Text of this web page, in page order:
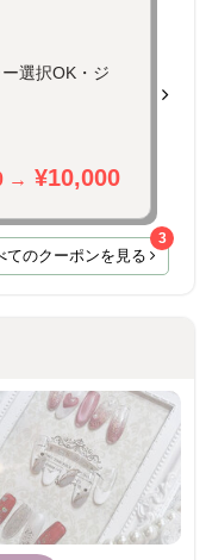
選択OK・ジ
→ ¥10,000
てのクーポンを見る
3